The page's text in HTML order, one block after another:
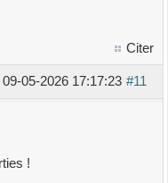
Citer
#11
09-05-2026 17:17:23
!